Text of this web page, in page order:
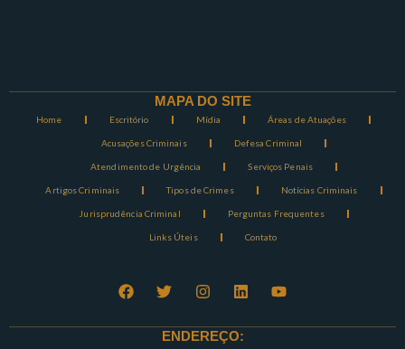
MAPA DO SITE
Home Escritório Mídia Áreas de Atuações
Acusações Criminais Defesa Criminal
Atendimento de Urgência Serviços Penais
Artigos Criminais Tipos de Crimes Notícias Criminais
Jurisprudência Criminal Perguntas Frequentes
Links Úteis Contato
ENDEREÇO: